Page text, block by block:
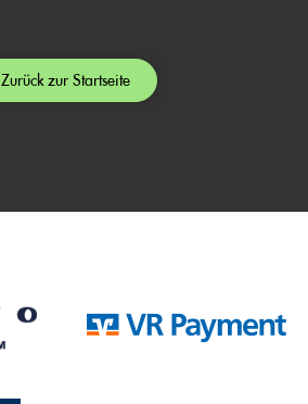
Zurück zur Startseite